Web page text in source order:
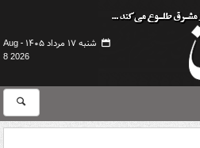
شنبه ۱۷ مرداد ۱۴۰۵ -
Aug
8 2026